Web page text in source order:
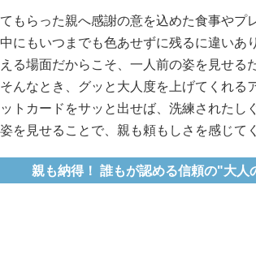
もらった親へ感謝の意を込めた食事やプ
にもいつまでも色あせずに残るに違いあ
る場面だからこそ、一人前の姿を見せる
んなとき、グッと大人度を上げてくれる
トカードをサッと出せば、洗練されたし
を見せることで、親も頼もしさを感じて
親も納得！ 誰もが認める信頼の"大人